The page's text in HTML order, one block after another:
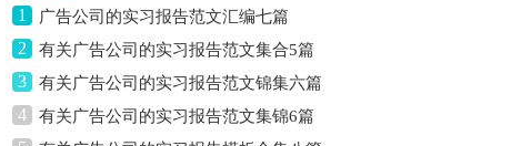
1
广告公司的实习报告范文汇编七篇
2 有关广告公司的实习报告范文集合5篇
3 有关广告公司的实习报告范文锦集六篇
4 有关广告公司的实习报告范文集锦6篇